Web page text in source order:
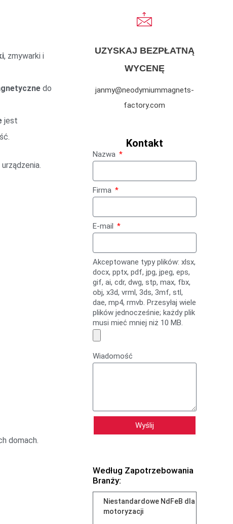
, zmywarki i
do
jest
domach.
UZYSKAJ BEZPŁATNĄ
WYCENĘ
janmy@neodymiummagnets-
factory.com
Kontakt
Nazwa
Firma
E-mail
Akceptowane typy plików: xlsx,
docx, pptx, pdf, jpg, jpeg, eps,
gif, ai, cdr, dwg, stp, max, fbx,
obj, x3d, vrml, 3ds, 3mf, stl,
dae, mp4, rmvb. Przesyłaj wiele
plików jednocześnie; każdy plik
musi mieć mniej niż 10 MB.
Wiadomość
Wyślij
Według Zapotrzebowania
Branży:
Niestandardowe NdFeB dla
motoryzacji